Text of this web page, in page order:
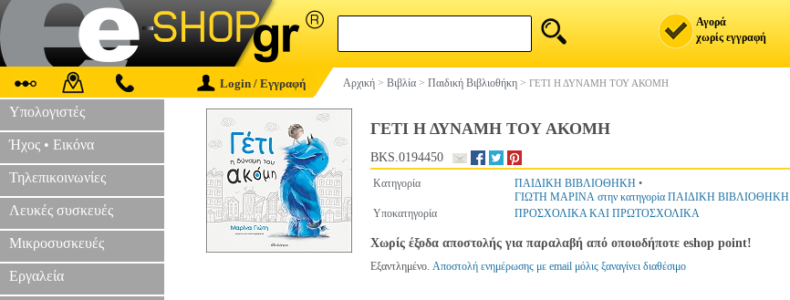
Αγορά
χωρίς εγγραφή
Login / Εγγραφή Αρχική > Βιβλία > Παιδική Βιβλιοθήκη > ΓΕΤΙ Η ΔΥΝΑΜΗ ΤΟΥ ΑΚΟΜΗ
Υπολογιστές
Ήχος • Εικόνα
Τηλεπικοινωνίες
Λευκές συσκευές
Μικροσυσκευές
Εργαλεία
ΓΕΤΙ Η ΔΥΝΑΜΗ ΤΟΥ ΑΚΟΜΗ
BKS.0194450
Κατηγορία ΠΑΙΔΙΚΗ ΒΙΒΛΙΟΘΗΚΗ •
ΓΙΩΤΗ ΜΑΡΙΝΑ στην κατηγορία ΠΑΙΔΙΚΗ ΒΙΒΛΙΟΘΗΚΗ
Υποκατηγορία
ΠΡΟΣΧΟΛΙΚΑ ΚΑΙ ΠΡΩΤΟΣΧΟΛΙΚΑ
Χωρίς έξοδα αποστολής για παραλαβή από οποιοδήποτε eshop point!
Εξαντλημένο. Αποστολή ενημέρωσης με email μόλις ξαναγίνει διαθέσιμο